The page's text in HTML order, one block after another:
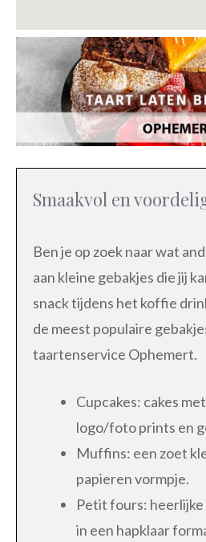
Smaakvol en
Ben je op zoek naar wat
aan kleine gebakjes die jij
snack tijdens het koffie
de meest populaire
taartenservice Ophemert.
Cupcakes: cakes
logo/foto prints en
Muffins: een zoet
papieren vormpje.
Petit fours:
in een hapklaar